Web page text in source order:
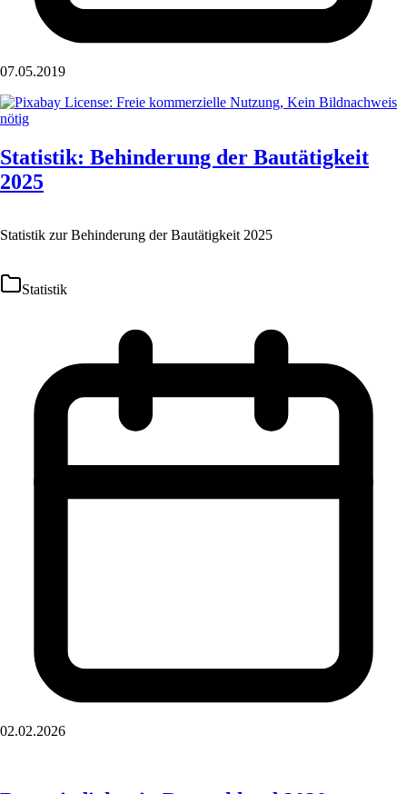
07.05.2019
Statistik: Behinderung der Bautätigkeit
2025
Statistik zur Behinderung der Bautätigkeit 2025
Statistik
02.02.2026